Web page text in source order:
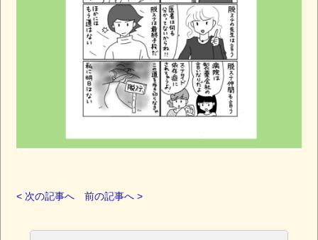
< 次の記事へ 前の記事へ >